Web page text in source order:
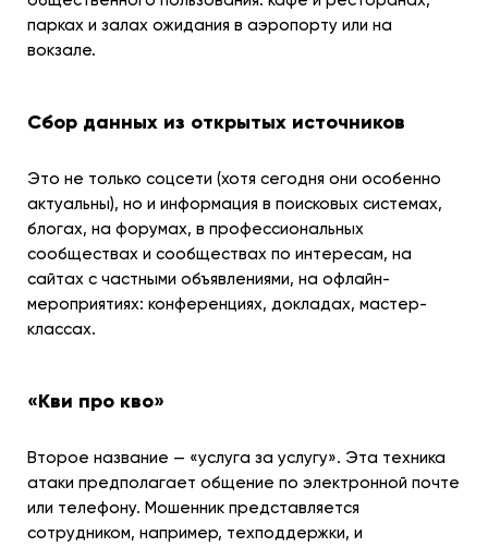
парках и залах ожидания в аэропорту или на
вокзале.
Сбор данных из открытых источников
Это не только соцсети (хотя сегодня они особенно
актуальны), но и информация в поисковых системах,
блогах, на форумах, в профессиональных
сообществах и сообществах по интересам, на
сайтах с частными объявлениями, на офлайн-
мероприятиях: конференциях, докладах, мастер-
классах.
«Кви про кво»
Второе название — «услуга за услугу». Эта техника
атаки предполагает общение по электронной почте
или телефону. Мошенник представляется
сотрудником, например, техподдержки, и